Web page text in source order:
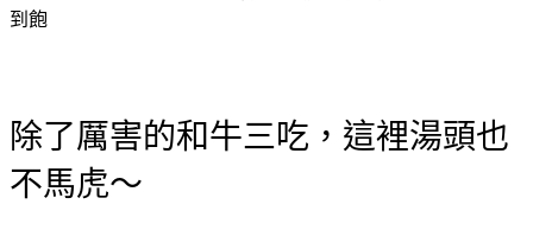
除了厲害的和牛三吃，這裡湯頭也
不馬虎～